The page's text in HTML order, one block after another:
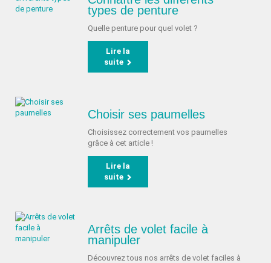
types de penture
Quelle penture pour quel volet ?
Lire la
suite
Choisir ses paumelles
Choisissez correctement vos paumelles
grâce à cet article !
Lire la
suite
Arrêts de volet facile à
manipuler
Découvrez tous nos arrêts de volet faciles à